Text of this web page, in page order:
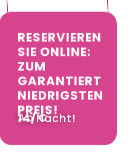
RESERVIEREN
SIE ONLINE:
ZUM
GARANTIERT
NIEDRIGSTEN
PREIS!
Ab
€ 14/Nacht!